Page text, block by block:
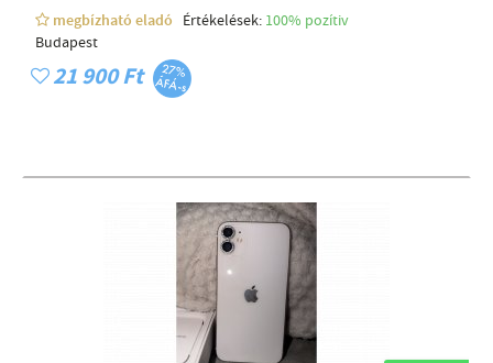
megbízható eladó
Értékelések: 100% pozítiv
Budapest
21 900 Ft